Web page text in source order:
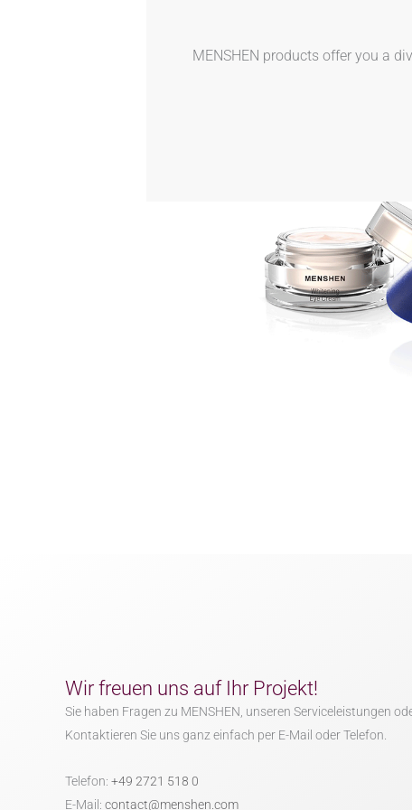
MENSHEN products offer you a
Wir freuen uns auf Ihr Projekt!
Sie haben Fragen zu MENSHEN, unseren Serviceleistungen
Kontaktieren Sie uns ganz einfach per E-Mail oder Telefon.
Telefon: +49 2721 518 0
E-Mail: contact@menshen.com